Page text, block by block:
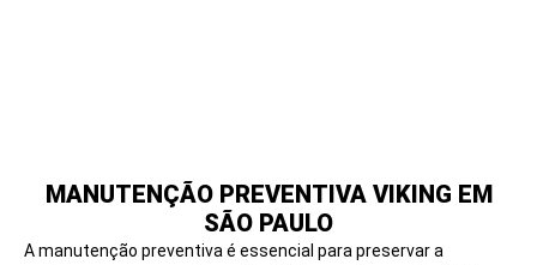
MANUTENÇÃO PREVENTIVA VIKING EM
SÃO PAULO
A manutenção preventiva é essencial para preservar a